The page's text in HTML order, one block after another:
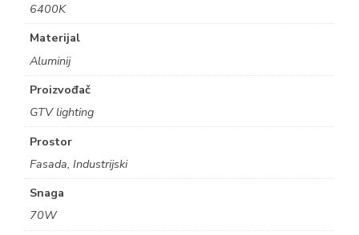
6400K
Materijal
Aluminij
Proizvođač
GTV lighting
Prostor
Fasada, Industrijski
Snaga
70W